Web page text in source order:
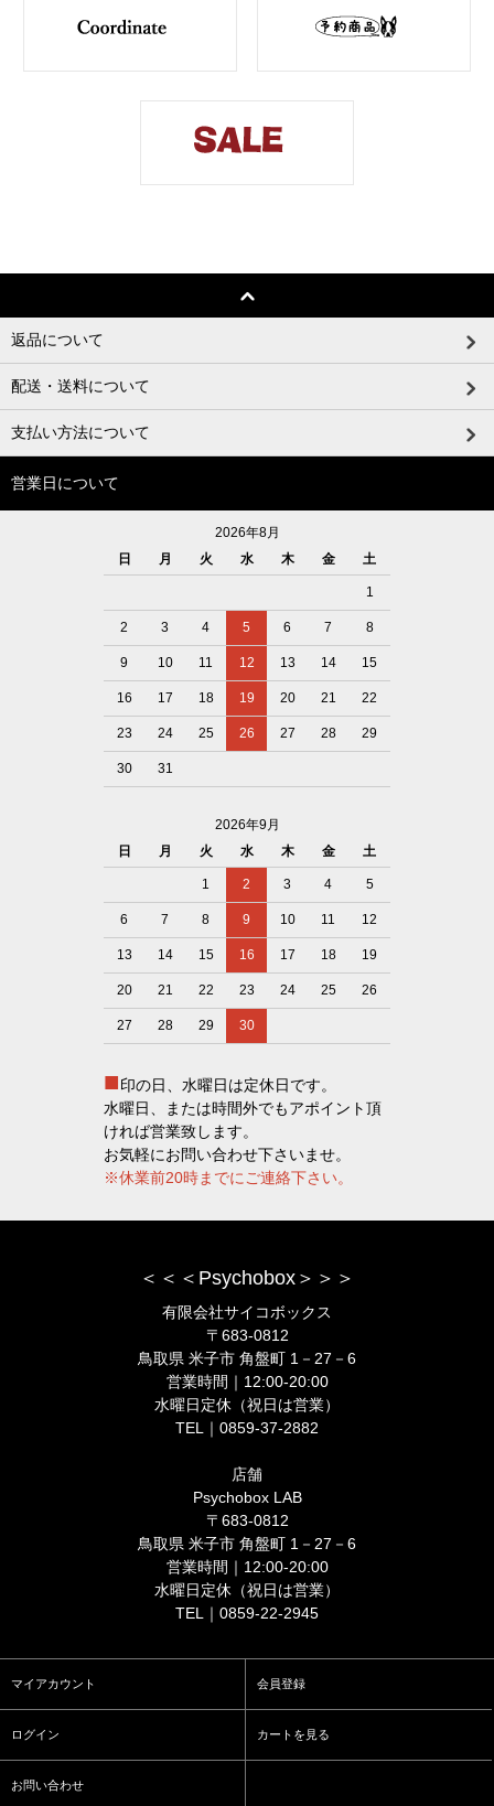
返品について
配送・送料について
支払い方法について
営業日について
2026年8月
日
月 火 水 木 金 土
1
2 3 4 5 6 7 8
9 10 11 12 13 14 15
16 17 18 19 20 21 22
23 24 25 26 27 28 29
30 31
2026年9月
日
月 火 水 木 金 土
1 2 3 4 5
6 7 8 9 10 11 12
13 14 15 16 17 18 19
20 21 22 23 24 25 26
27 28 29 30
■印の日、水曜日は定休日です。
水曜日、または時間外でもアポイント頂
ければ営業致します。
お気軽にお問い合わせ下さいませ。
※休業前20時までにご連絡下さい。
＜＜＜Psychobox＞＞＞
有限会社サイコボックス
〒683-0812
鳥取県 米子市 角盤町 1－27－6
営業時間｜12:00-20:00
水曜日定休（祝日は営業）
TEL｜0859-37-2882
店舗
Psychobox LAB
〒683-0812
鳥取県 米子市 角盤町 1－27－6
営業時間｜12:00-20:00
水曜日定休（祝日は営業）
TEL｜0859-22-2945
マイアカウント 会員登録
ログイン カートを見る
お問い合わせ